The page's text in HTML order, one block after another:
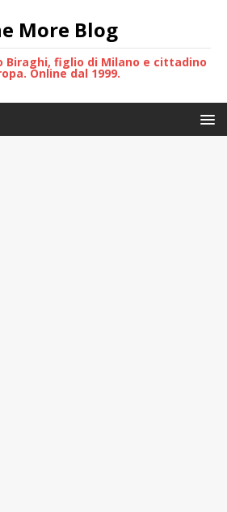
More Blog
Biraghi, figlio di Milano e cittadino
Online dal 1999.